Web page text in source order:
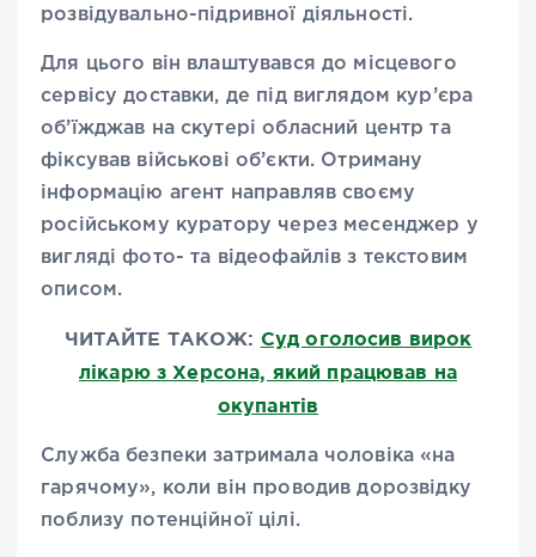
розвідувально-підривної діяльності.
Для цього він влаштувався до місцевого
сервісу доставки, де під виглядом кур’єра
об’їжджав на скутері обласний центр та
фіксував військові об’єкти. Отриману
інформацію агент направляв своєму
російському куратору через месенджер у
вигляді фото- та відеофайлів з текстовим
описом.
ЧИТАЙТЕ ТАКОЖ: Суд оголосив вирок
лікарю з Херсона, який працював на
окупантів
Служба безпеки затримала чоловіка «на
гарячому», коли він проводив дорозвідку
поблизу потенційної цілі.